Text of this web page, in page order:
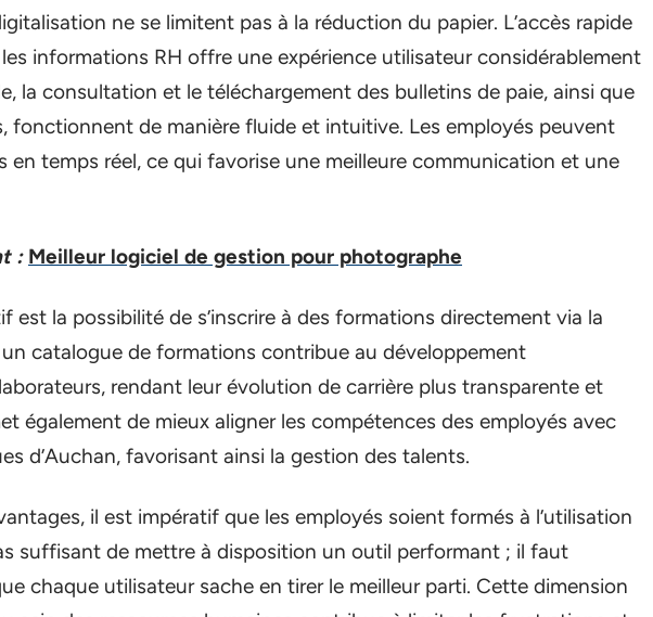
ne se limitent pas à la réduction du papier. L’accès rapide
informations RH offre une expérience utilisateur considérablement
la consultation et le téléchargement des bulletins de paie, ainsi que
fonctionnent de manière fluide et intuitive. Les employés peuvent
en temps réel, ce qui favorise une meilleure communication et une
: Meilleur logiciel de gestion pour photographe
est la possibilité de s’inscrire à des formations directement via la
un catalogue de formations contribue au développement
rendant leur évolution de carrière plus transparente et
également de mieux aligner les compétences des employés avec
d’Auchan, favorisant ainsi la gestion des talents.
il est impératif que les employés soient formés à l’utilisation
suffisant de mettre à disposition un outil performant ; il faut
chaque utilisateur sache en tirer le meilleur parti. Cette dimension